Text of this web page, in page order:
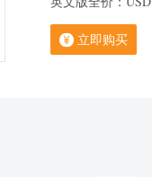
立即购买